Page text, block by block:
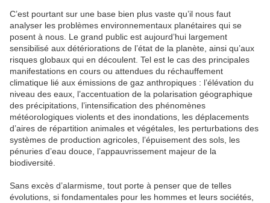
C’est pourtant sur une base bien plus vaste qu’il nous faut
analyser les problèmes environnementaux planétaires qui se
posent à nous. Le grand public est aujourd’hui largement
sensibilisé aux détériorations de l’état de la planète, ainsi qu’aux
risques globaux qui en découlent. Tel est le cas des principales
manifestations en cours ou attendues du réchauffement
climatique lié aux émissions de gaz anthropiques : l’élévation du
niveau des eaux, l’accentuation de la polarisation géographique
des précipitations, l’intensification des phénomènes
météorologiques violents et des inondations, les déplacements
d’aires de répartition animales et végétales, les perturbations des
systèmes de production agricoles, l’épuisement des sols, les
pénuries d’eau douce, l’appauvrissement majeur de la
biodiversité.
Sans excès d’alarmisme, tout porte à penser que de telles
évolutions, si fondamentales pour les hommes et leurs sociétés,